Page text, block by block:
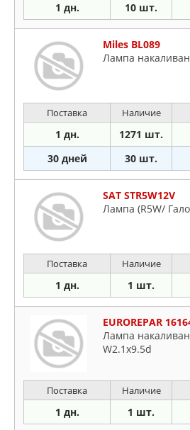
1 дн. 10 шт.
Miles BL089
Лампа
Поставка Наличие
1 дн. 1271 шт.
30 дней 30 шт.
SAT STR5W12V
Лампа (R5W/
Поставка Наличие
1 дн. 1 шт.
EUROREPAR
Лампа
W2.1x9.5d
Поставка Наличие
1 дн. 1 шт.